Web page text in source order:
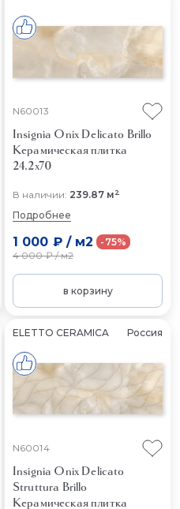
N60013
Insignia Onix Delicato Brillo
Керамическая плитка
24.2x70
В наличии: 239.87 м2
Подробнее
1 000 ₽/ м2
4 000 ₽/м2
-75%
в корзину
ELETTO CERAMICA Россия
N60014
Insignia Onix Delicato
Struttura Brillo
Керамическая плитка